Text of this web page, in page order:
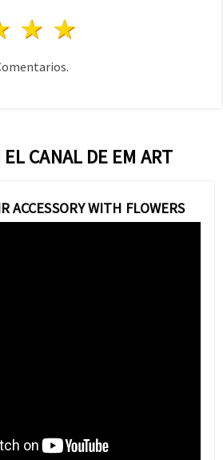
4 estrellas
3 estrellas
CANAL DE EM ART
ACCESSORY WITH FLOWERS